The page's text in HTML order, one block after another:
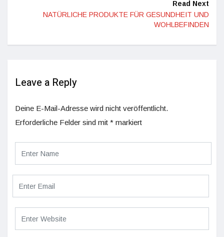
Read Next
NATÜRLICHE PRODUKTE FÜR GESUNDHEIT UND
WOHLBEFINDEN
Leave a Reply
Deine E-Mail-Adresse wird nicht veröffentlicht.
Erforderliche Felder sind mit * markiert